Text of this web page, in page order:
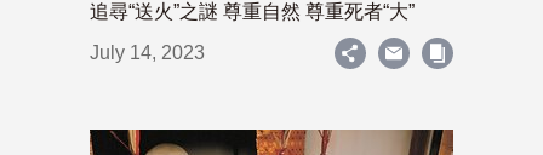
追尋“送火”之謎 尊重自然 尊重死者“大”
July 14, 2023